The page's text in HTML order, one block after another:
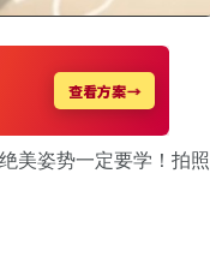
美姿势一定要学！拍照